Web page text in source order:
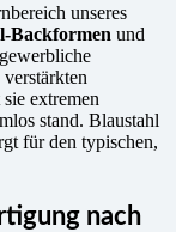
unseres
Backformen und
extremen
stand. Blaustahl
für den typischen,
nach